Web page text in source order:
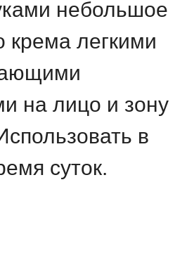
небольшое
крема легкими
на лицо и зону
в
суток.